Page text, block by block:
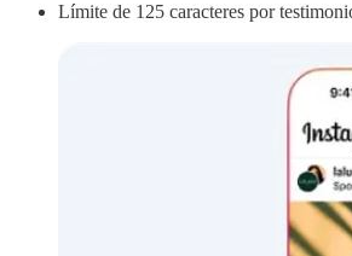
Límite de 125 caracteres por